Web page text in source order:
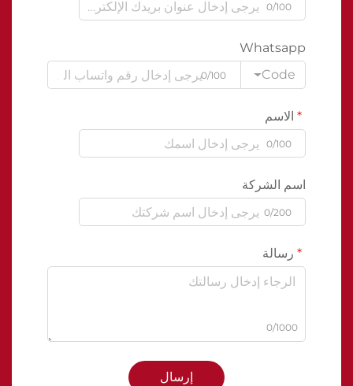
0/100
Whatsapp
Code
0/100
الاسم
0/100
اسم الشركة
0/200
رسالة
0/1000
إرسال